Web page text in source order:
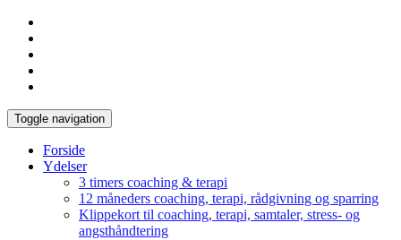
Toggle navigation
Forside
Ydelser
3 timers coaching & terapi
12 måneders coaching, terapi, rådgivning og sparring
Klippekort til coaching, terapi, samtaler, stress- og
angsthåndtering